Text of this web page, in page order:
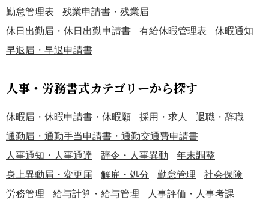
模や業態に応じて適宜カスタマイズすることを前提として
おり、貴社の実情に合わせて必要な修正を加えることで、
より実効性の高い管理体制の構築にお役立ていただけま
す。 経理部門や内部統制部門の実務担当者の方々にとっ
ています。 適宜ご編集の上でご利用いただければと存じま
す。 〔条文タイトル〕 第1条（目的） 第2条（適用範囲）
第3条（定義） 第4条（管理責任） 第5条（口座開設） 第6
条（口座廃止） 第7条（印鑑等の管理） 第8条（口座情報の
管理） 第9条（入金手続） 第10条（出金手続） 第11条（口
座間振替） 第12条（残高証明書の取得） 第13条（日次照
合） 第14条（月次照合） 第15条（モニタリング） 第16条
（内部監査） 第17条（教育・研修） 第18条（事故報告）
第19条（規程の改廃）
勤怠管理表
残業申請書・残業届
休日出勤届・休日出勤申請書
有給休暇管理表
休暇通知
早退届・早退申請書
人事・労務書式カテゴリーから探す
休暇届・休暇申請書・休暇願 採用・求人
退職・辞職
通勤届・通勤手当申請書・通勤交通費申請書
人事通知・人事通達
辞令・人事異動
年末調整
身上異動届・変更届
解雇・処分 勤怠管理
社会保険
労務管理
給与計算・給与管理 人事評価・人事考課